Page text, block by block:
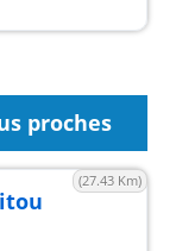
proches
(27.43 Km)